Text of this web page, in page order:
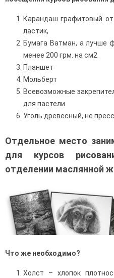
Карандаш графитовый
ластик,
Бумага Ватман, а лучше
менее 200 грм. на см2
Планшет
Мольберт
Всевозможные
для пастели
Уголь древесный, не
Отдельное место
для курсов
отделении маслянной
Что же необходимо?
Холст – хлопок